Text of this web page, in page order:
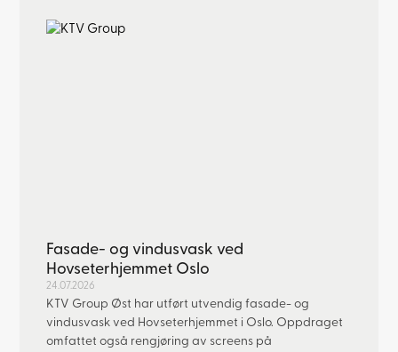
Fasade- og vindusvask ved
Hovseterhjemmet Oslo
24.07.2026
KTV Group Øst har utført utvendig fasade- og
vindusvask ved Hovseterhjemmet i Oslo. Oppdraget
omfattet også rengjøring av screens på